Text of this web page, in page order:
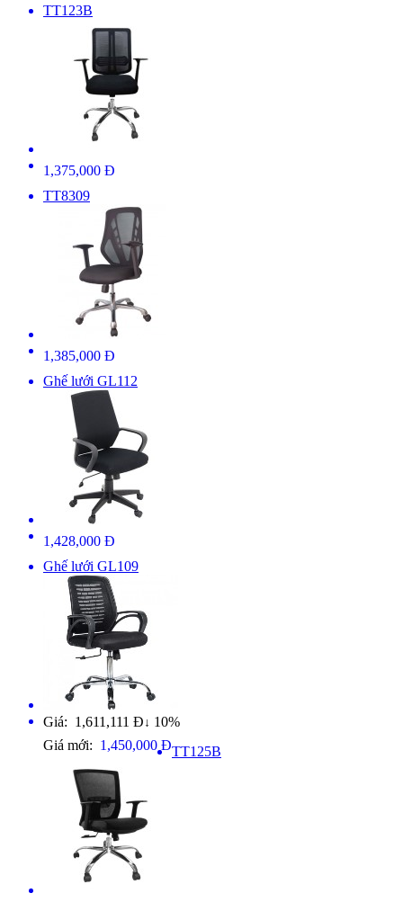
TT123B
1,375,000 Đ
TT8309
1,385,000 Đ
Ghế lưới GL112
1,428,000 Đ
Ghế lưới GL109
Giá: 1,611,111 Đ ↓ 10%
Giá mới: 1,450,000 ĐTT125B